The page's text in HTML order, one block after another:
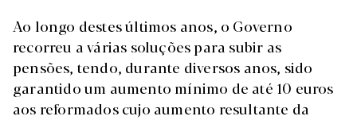
Ao longo destes últimos anos, o Governo
recorreu a várias soluções para subir as
pensões, tendo, durante diversos anos, sido
garantido um aumento mínimo de até 10 euros
aos reformados cujo aumento resultante da